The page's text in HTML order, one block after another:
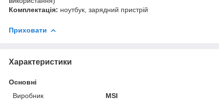
Комплектація: ноутбук, зарядний пристрій
Приховати
Характеристики
Основні
Виробник
MSI